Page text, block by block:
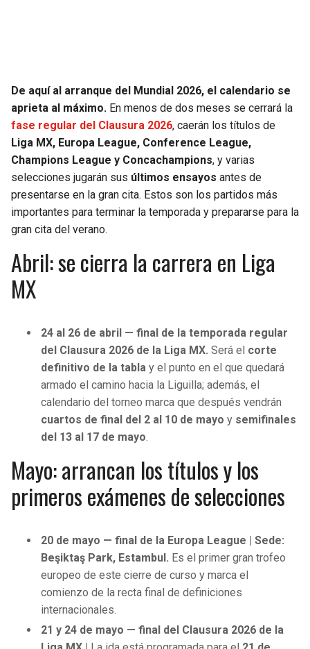
PACKERS
VIKINGS
FALCONS
PANTHERS
BUCCANEERS
TIMBERWOLVES
THUNDER
TRAIL BLAZERS
JAZZ
De aquí al arranque del Mundial 2026, el calendario se
aprieta al máximo. En menos de dos meses se cerrará la
fase regular del Clausura 2026, caerán los títulos de
Liga MX, Europa League, Conference League,
Champions League y Concachampions, y varias
selecciones jugarán sus últimos ensayos antes de
presentarse en la gran cita. Estos son los partidos más
importantes para terminar la temporada y prepararse para la
gran cita del verano.
Abril: se cierra la carrera en Liga
MX
24 al 26 de abril — final de la temporada regular
del Clausura 2026 de la Liga MX. Será el corte
definitivo de la tabla y el punto en el que quedará
armado el camino hacia la Liguilla; además, el
calendario del torneo marca que después vendrán
cuartos de final del 2 al 10 de mayo y semifinales
del 13 al 17 de mayo.
Mayo: arrancan los títulos y los
primeros exámenes de selecciones
20 de mayo — final de la Europa League | Sede:
Beşiktaş Park, Estambul. Es el primer gran trofeo
europeo de este cierre de curso y marca el
comienzo de la recta final de definiciones
internacionales.
21 y 24 de mayo — final del Clausura 2026 de la